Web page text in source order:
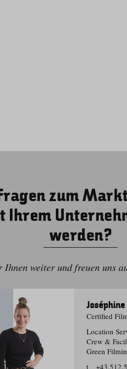
zum
Ihrem
werden?
Ihnen weiter und freuen uns
Certified
Location
Crew &
Green
t